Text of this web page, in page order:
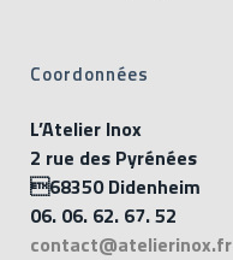
Coordonnées
L’Atelier Inox
2 rue des Pyrénées
68350 Didenheim
06. 06. 62. 67. 52
contact@atelierinox.fr